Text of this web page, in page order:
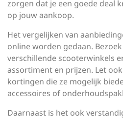
zorgen dat je een goede deal
op jouw aankoop.
Het vergelijken van
online worden gedaan.
verschillende scooterwinkels
assortiment en prijzen. Let
kortingen die ze mogelijk
accessoires of
Daarnaast is het ook